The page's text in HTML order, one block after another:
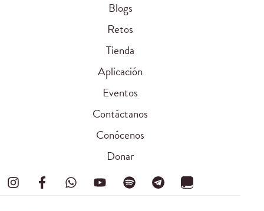
Blogs
Retos
Tienda
Aplicación
Eventos
Contáctanos
Conócenos
Donar